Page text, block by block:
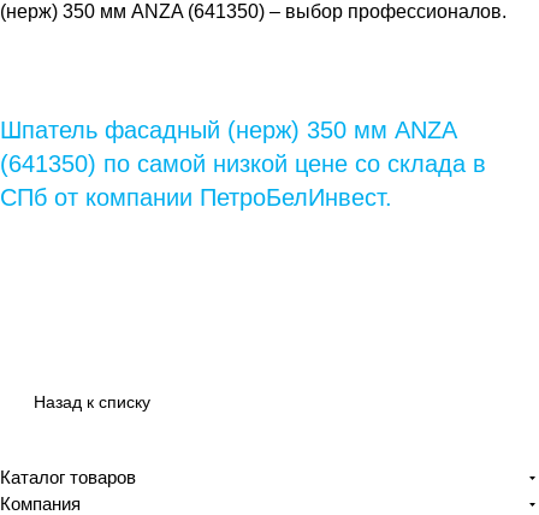
(нерж) 350 мм ANZA (641350) – выбор профессионалов.
Шпатель фасадный (нерж) 350 мм ANZA
(641350) по самой низкой цене со склада в
СПб от компании ПетроБелИнвест.
Назад к списку
Каталог товаров
Компания